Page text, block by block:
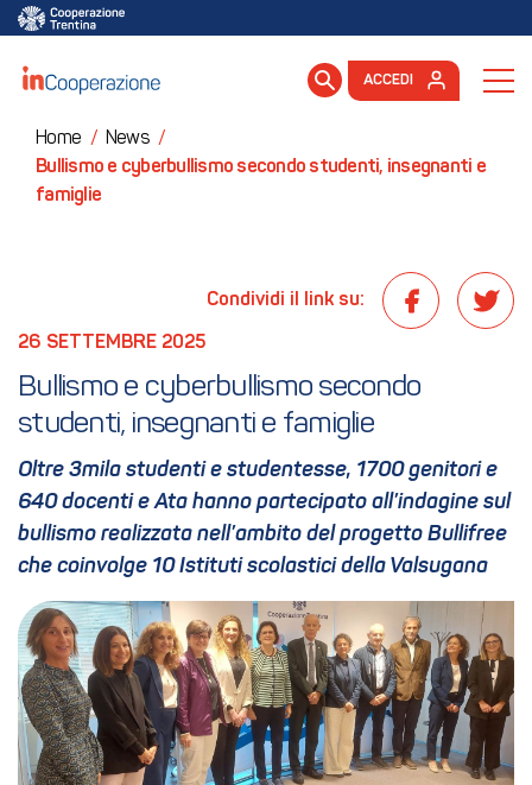
ACCEDI
Home / News /
Bullismo e cyberbullismo secondo studenti, insegnanti e
famiglie
26 SETTEMBRE 2025
Condividi il link su:
Bullismo e cyberbullismo secondo
studenti, insegnanti e famiglie
Oltre 3mila studenti e studentesse, 1700 genitori e
640 docenti e Ata hanno partecipato all’indagine sul
bullismo realizzata nell’ambito del progetto Bullifree
che coinvolge 10 Istituti scolastici della Valsugana